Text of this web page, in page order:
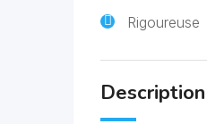
Rigoureuse
Description